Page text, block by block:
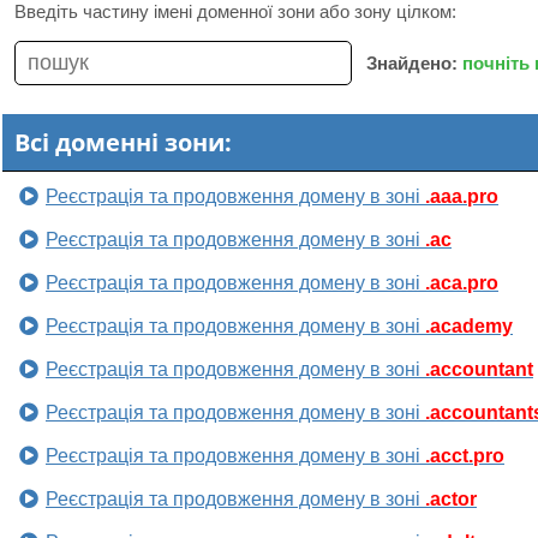
Введіть частину імені доменної зони або зону цілком:
Знайдено:
Всі доменні зони:
Реєстрація та продовження домену в зоні .aaa.pro
Реєстрація та продовження домену в зоні .ac
Реєстрація та продовження домену в зоні .aca.pro
Реєстрація та продовження домену в зоні .academy
Реєстрація та продовження домену в зоні .accountant
Реєстрація та продовження домену в зоні
Реєстрація та продовження домену в зоні .acct.pro
Реєстрація та продовження домену в зоні .actor